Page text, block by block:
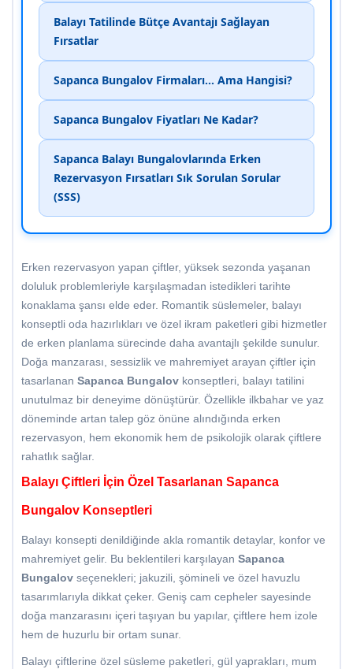
Balayı Tatilinde Bütçe Avantajı Sağlayan
Fırsatlar
Sapanca Bungalov Firmaları... Ama Hangisi?
Sapanca Bungalov Fiyatları Ne Kadar?
Sapanca Balayı Bungalovlarında Erken
Rezervasyon Fırsatları Sık Sorulan Sorular
(SSS)
Erken rezervasyon yapan çiftler, yüksek sezonda yaşanan
doluluk problemleriyle karşılaşmadan istedikleri tarihte
konaklama şansı elde eder. Romantik süslemeler, balayı
konseptli oda hazırlıkları ve özel ikram paketleri gibi hizmetler
de erken planlama sürecinde daha avantajlı şekilde sunulur.
Doğa manzarası, sessizlik ve mahremiyet arayan çiftler için
tasarlanan Sapanca Bungalov konseptleri, balayı tatilini
unutulmaz bir deneyime dönüştürür. Özellikle ilkbahar ve yaz
döneminde artan talep göz önüne alındığında erken
rezervasyon, hem ekonomik hem de psikolojik olarak çiftlere
rahatlık sağlar.
Balayı Çiftleri İçin Özel Tasarlanan Sapanca
Bungalov Konseptleri
Balayı konsepti denildiğinde akla romantik detaylar, konfor ve
mahremiyet gelir. Bu beklentileri karşılayan Sapanca
Bungalov seçenekleri; jakuzili, şömineli ve özel havuzlu
tasarımlarıyla dikkat çeker. Geniş cam cepheler sayesinde
doğa manzarasını içeri taşıyan bu yapılar, çiftlere hem izole
hem de huzurlu bir ortam sunar.
Balayı çiftlerine özel süsleme paketleri, gül yaprakları, mum